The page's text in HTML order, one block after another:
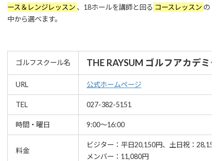
ース＆レンジレッスン 、18ホールを講師と回る コースレッスン の
中から選べます。
ゴルフスクール名 THE RAYSUM ゴルフアカデミー
URL 公式ホームページ
TEL 027-382-5151
時間・曜日 9:00～16:00
料金
ビジター：平日20,150円、土日祝：28,150
メンバー：11,080円